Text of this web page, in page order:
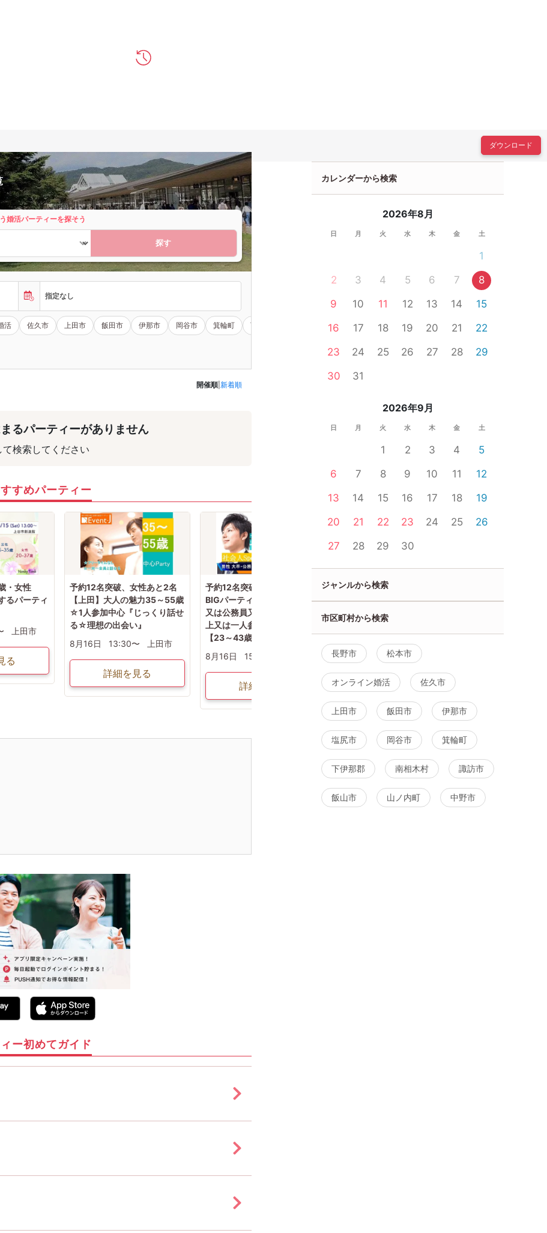
ダウンロード
婚活パーティーを探そう
探す
指定なし
活 佐久市 上田市 飯田市 伊那市 岡谷市 箕輪町 下伊那郡 諏訪市 飯山市 山ノ内町 中野市
開催順 新着順
るパーティーがありません
検索してください
すめパーティー
・女性
るパーティ
上田市
る
予約12名突破、女性あと2名
【上田】大人の魅力35～55歳
☆1人参加中心『じっくり話せ
る☆理想の出会い』
8月16日
13:30〜 上田市
詳細を見る
予約12名突破【上田】社会人
BIGパーティー☆男性は大卒
又は公務員又は年収400万以
上又は一人参加で誠実な方
【23～43歳】
8月16日
15:00〜
詳細を見る
【開催確定！男性におスス
メ！】土曜夜は20代限定マッ
チングコン in 長野/上田
詳細を見る
集】屋根つき！雨
ー初めてガイド
カレンダーから検索
2026年8月
日 月 火 水 木 金 土
1
2
3 4 5 6 7
8
9
10 11 12 13 14
15
16
17 18 19 20 21
22
23
24 25 26 27 28
29
30
31
2026年9月
日 月 火 水 木 金 土
1 2 3 4
5
6
7 8 9 10 11
12
13
14 15 16 17 18
19
20
21 22 23 24 25
26
27
28 29 30
ジャンルから検索
市区町村から検索
長野市 松本市
オンライン婚活 佐久市
上田市 飯田市 伊那市
塩尻市 岡谷市 箕輪町
下伊那郡 南相木村 諏訪市
飯山市 山ノ内町 中野市